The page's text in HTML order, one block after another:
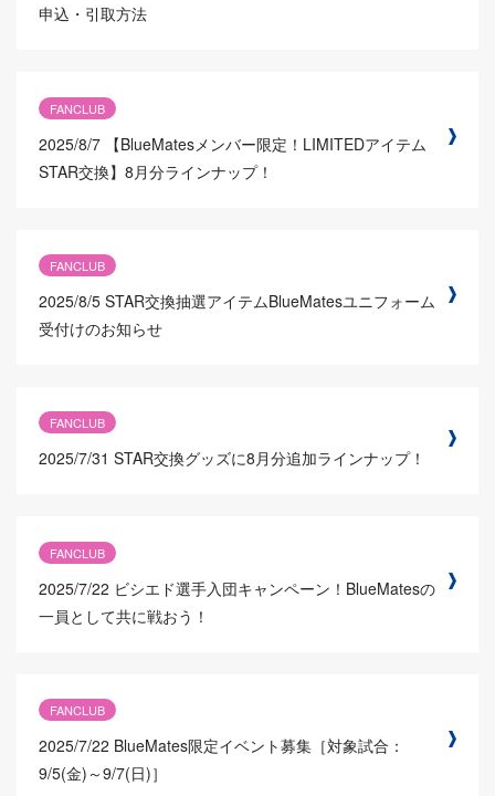
申込・引取方法
FANCLUB
2025/8/7 【BlueMatesメンバー限定！LIMITEDアイテム
STAR交換】8月分ラインナップ！
FANCLUB
2025/8/5 STAR交換抽選アイテムBlueMatesユニフォーム
受付けのお知らせ
FANCLUB
2025/7/31 STAR交換グッズに8月分追加ラインナップ！
FANCLUB
2025/7/22 ビシエド選手入団キャンペーン！BlueMatesの
一員として共に戦おう！
FANCLUB
2025/7/22 BlueMates限定イベント募集［対象試合：
9/5(金)～9/7(日)］